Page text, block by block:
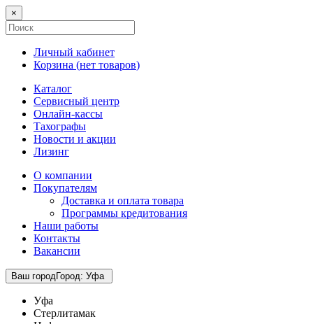
×
Личный кабинет
Корзина (нет товаров)
Каталог
Сервисный центр
Онлайн-кассы
Тахографы
Новости и акции
Лизинг
О компании
Покупателям
Доставка и оплата товара
Программы кредитования
Наши работы
Контакты
Вакансии
Ваш городГород: Уфа
Уфа
Стерлитамак